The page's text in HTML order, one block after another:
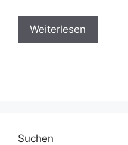
Weiterlesen
Suchen